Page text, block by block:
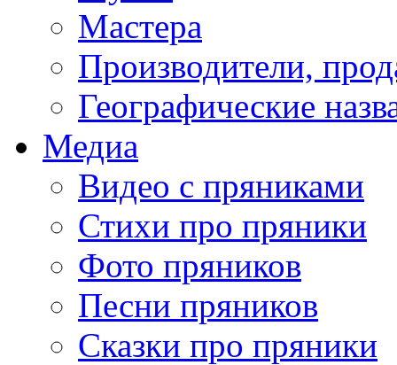
Мастера
Производители,
Географические
Медиа
Видео с пряниками
Стихи про пряники
Фото пряников
Песни пряников
Сказки про пряники